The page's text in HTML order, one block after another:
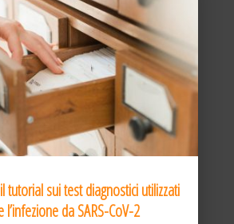
tutorial sui test diagnostici utilizzati
da SARS-CoV-2